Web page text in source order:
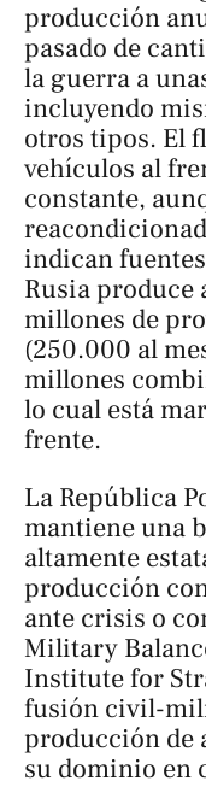
producción
pasado de
la guerra a
incluyendo
otros tipos. El
vehículos al
constante,
indican
Rusia produce
millones de
(250.000 al
millones
lo cual está
frente.
La República
mantiene una
altamente
producción
ante crisis o
Military
Institute for
fusión civil-
producción de
su dominio en